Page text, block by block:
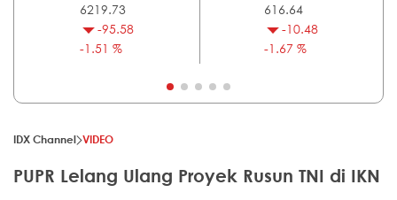
6219.73
-95.58
-1.51 %
616.64
-10.48
-1.67 %
IDX Channel VIDEO
PUPR Lelang Ulang Proyek Rusun TNI di IKN